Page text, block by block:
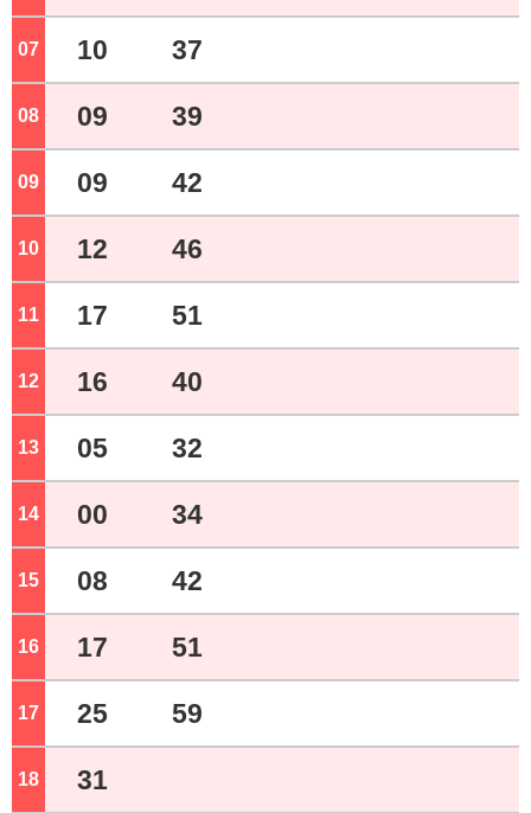
07 10 37
08 09 39
09 09 42
10 12 46
11 17 51
12 16 40
13 05 32
14 00 34
15 08 42
16 17 51
17 25 59
18 31